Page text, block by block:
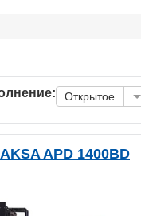
Открытое
AKSA APD 1400BD